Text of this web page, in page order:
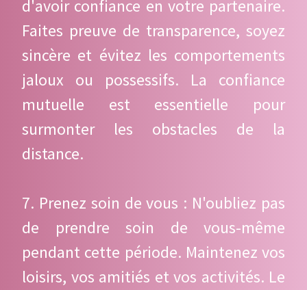
d'avoir confiance en votre partenaire.
Faites preuve de transparence, soyez
sincère et évitez les comportements
jaloux ou possessifs. La confiance
mutuelle est essentielle pour
surmonter les obstacles de la
distance.
7. Prenez soin de vous : N'oubliez pas
de prendre soin de vous-même
pendant cette période. Maintenez vos
loisirs, vos amitiés et vos activités. Le